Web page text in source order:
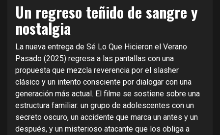
Un regreso teñido de sangre y
nostalgia
La nueva entrega de Sé Lo Que Hicieron el Verano
Pasado (2025) regresa a las pantallas con una
propuesta que mezcla reverencia por el slasher
clásico y un intento consciente por dialogar con una
generación más actual. El filme se sostiene sobre una
estructura familiar: un grupo de adolescentes con un
secreto oscuro, un accidente que marca un antes y un
después, y un misterioso atacante que los obliga a